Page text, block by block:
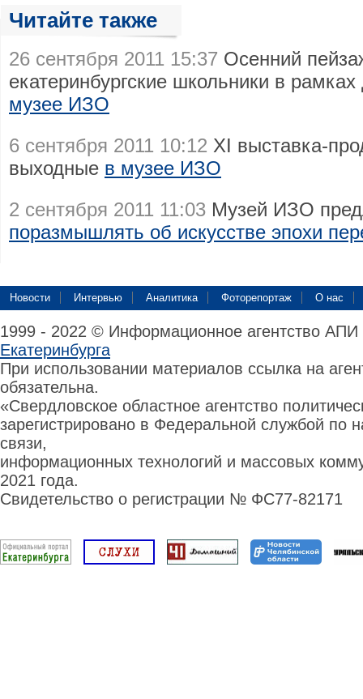
Читайте также
26 сентября 2011 15:37 Осенний
екатеринбургские школьники в
музее ИЗО
6 сентября 2011 10:12 XI выставка-
выходные в музее ИЗО
2 сентября 2011 11:03 Музей ИЗО
поразмышлять об искусстве эпохи
Новости Интервью Аналитика Фоторепортаж О нас
1999 - 2022 © Информационное агентство
Екатеринбурга
При использовании материалов ссылка на
обязательна.
«Свердловское областное агентство
зарегистрировано в Федеральной службой по
связи,
информационных технологий и массовых
2021 года.
Свидетельство о регистрации № ФС77-82171